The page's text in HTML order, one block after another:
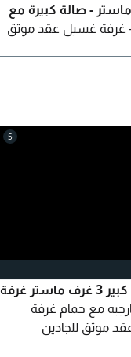
أرضية مستقلة - زاخر - 4 غرف ماستر - صالة كبيرة مع
غرفة غسيل عقد موثق
5
للإيجار فيلا أرضيه في زاخر مستقله حوش كبير 3 غرف ماستر غرفة
مع حمام غرفة